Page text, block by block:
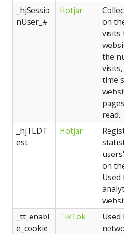
_hjSessio
nUser_#
Hotjar
on
visits
the
time
read.
_hjTLDT
est
Hotjar
on
_tt_enabl
e_cookie
TikTok
Used